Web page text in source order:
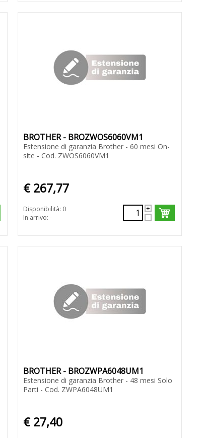
BROTHER - BROZWOS6060VM1
Estensione di garanzia Brother - 60 mesi On-
site - Cod. ZWOS6060VM1
€ 267,77
Disponibilità: 0
In arrivo: -
BROTHER - BROZWPA6048UM1
Estensione di garanzia Brother - 48 mesi Solo
Parti - Cod. ZWPA6048UM1
€ 27,40